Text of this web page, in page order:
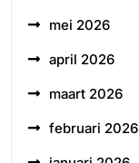
mei 2026
april 2026
maart 2026
februari 2026